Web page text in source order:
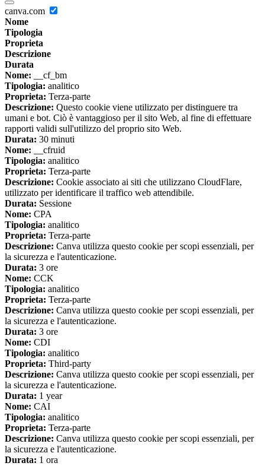
canva.com
Nome
Tipologia
Proprieta
Descrizione
Durata
Nome: __cf_bm
Tipologia: analitico
Proprieta: Terza-parte
Descrizione: Questo cookie viene utilizzato per distinguere tra
umani e bot. Ciò è vantaggioso per il sito Web, al fine di effettuare
rapporti validi sull'utilizzo del proprio sito Web.
Durata: 30 minuti
Nome: __cfruid
Tipologia: analitico
Proprieta: Terza-parte
Descrizione: Cookie associato ai siti che utilizzano CloudFlare,
utilizzato per identificare il traffico web attendibile.
Durata: Sessione
Nome: CPA
Tipologia: analitico
Proprieta: Terza-parte
Descrizione: Canva utilizza questo cookie per scopi essenziali, per
la sicurezza e l'autenticazione.
Durata: 3 ore
Nome: CCK
Tipologia: analitico
Proprieta: Terza-parte
Descrizione: Canva utilizza questo cookie per scopi essenziali, per
la sicurezza e l'autenticazione.
Durata: 3 ore
Nome: CDI
Tipologia: analitico
Proprieta: Third-party
Descrizione: Canva utilizza questo cookie per scopi essenziali, per
la sicurezza e l'autenticazione.
Durata: 1 year
Nome: CAI
Tipologia: analitico
Proprieta: Terza-parte
Descrizione: Canva utilizza questo cookie per scopi essenziali, per
la sicurezza e l'autenticazione.
Durata: 1 ora